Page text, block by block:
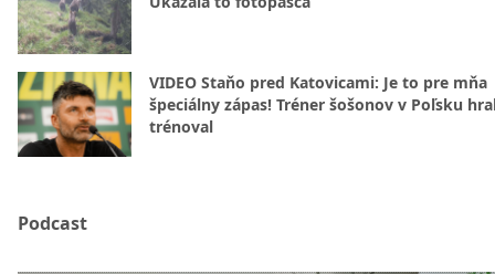
VIDEO Staňo pred Katovicami: Je to pre mňa
špeciálny zápas! Tréner šošonov v Poľsku
trénoval
Podcast